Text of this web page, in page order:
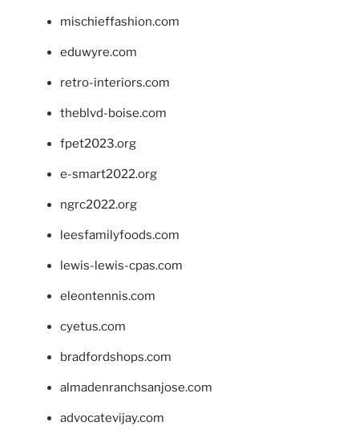
mischieffashion.com
eduwyre.com
retro-interiors.com
theblvd-boise.com
fpet2023.org
e-smart2022.org
ngrc2022.org
leesfamilyfoods.com
lewis-lewis-cpas.com
eleontennis.com
cyetus.com
bradfordshops.com
almadenranchsanjose.com
advocatevijay.com